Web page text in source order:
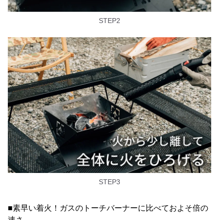
STEP2
STEP3
■素早い着火！ガスのトーチバーナーに比べておよそ倍の